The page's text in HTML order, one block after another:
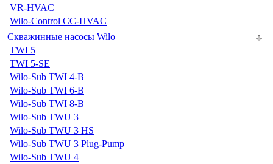
VR-HVAC
Wilo-Control CC-HVAC
Скважинные насосы Wilo
TWI 5
TWI 5-SE
Wilo-Sub TWI 4-B
Wilo-Sub TWI 6-B
Wilo-Sub TWI 8-B
Wilo-Sub TWU 3
Wilo-Sub TWU 3 HS
Wilo-Sub TWU 3 Plug-Pump
Wilo-Sub TWU 4